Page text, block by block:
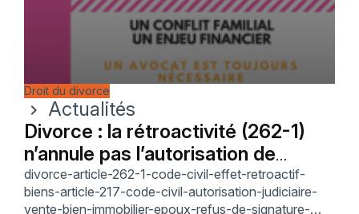
Droit du divorce
chevron_right
Actualités
Divorce : la rétroactivité (262-1)
n’annule pas l’autorisation de
vendre (217)
divorce-article-262-1-code-civil-effet-retroactif-
biens-article-217-code-civil-autorisation-judiciaire-
vente-bien-immobilier-epoux-refus-de-signature-